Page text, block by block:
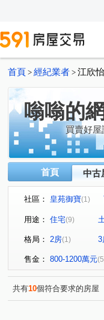
首頁 > 經紀業者 > 江欣
嗡嗡的
買賣好屋
首頁 中古
社區： 皇苑御寶(1)
都市麗晶大廈 (1)
明誠一路
用途： 住宅(9)
格局： 2房(1) 3
售金： 800-1200萬元
共有10個符合要求的房屋